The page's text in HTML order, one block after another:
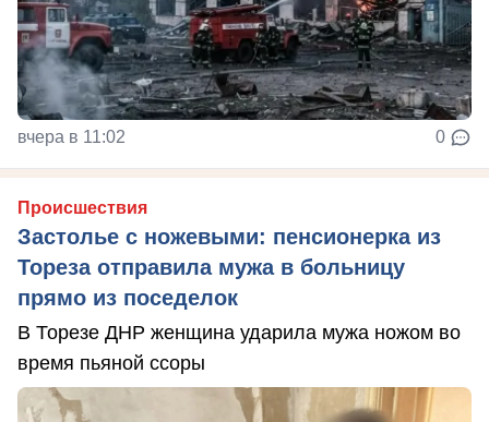
вчера в 11:02 0
Происшествия
Застолье с ножевыми: пенсионерка из
Тореза отправила мужа в больницу
прямо из поседелок
В Торезе ДНР женщина ударила мужа ножом во
время пьяной ссоры